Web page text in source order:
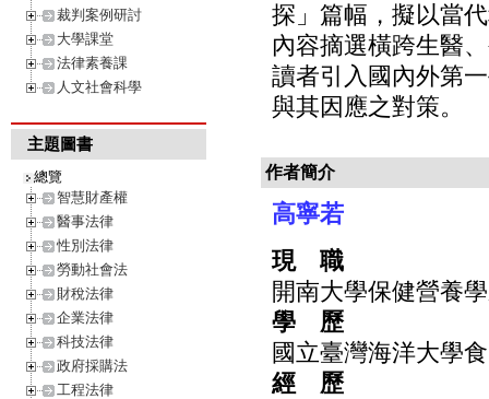
裁判案例研討
大學課堂
法律素養課
人文社會科學
主題圖書
總覽
智慧財產權
醫事法律
性別法律
勞動社會法
財稅法律
企業法律
科技法律
政府採購法
工程法律
探」篇幅，擬以當
內容摘選橫跨生醫
讀者引入國內外第
與其因應之對策。
作者簡介
高寧若
現 職
開南大學保健營養
學 歷
國立臺灣海洋大學
經 歷